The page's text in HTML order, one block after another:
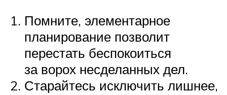
Помните, элементарное
планирование позволит
перестать беспокоиться
за ворох несделанных дел.
Старайтесь исключить лишнее,